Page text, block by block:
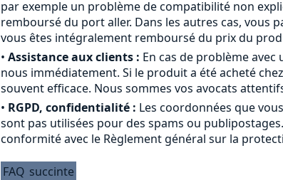
par exemple un problème de compatibilité non
remboursé du port aller. Dans les autres cas, vous
vous êtes intégralement remboursé du prix du
• Assistance aux clients : En cas de problème
nous immédiatement. Si le produit a été acheté
souvent efficace. Nous sommes vos avocats
• RGPD, confidentialité : Les coordonnées que
sont pas utilisées pour des spams ou
conformité avec le Règlement général sur la
FAQ succinte